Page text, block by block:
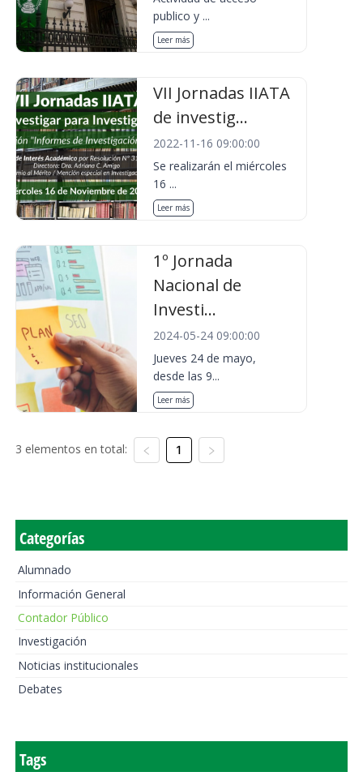
publico y ...
Leer más
VII Jornadas IIATA
de investig...
2022-11-16 09:00:00
Se realizarán el miércoles
16 ...
Leer más
1º Jornada
Nacional de
Investi...
2024-05-24 09:00:00
Jueves 24 de mayo,
desde las 9...
Leer más
3 elementos en total: 1
Categorías
Alumnado
Información General
Contador Público
Investigación
Noticias institucionales
Debates
Tags